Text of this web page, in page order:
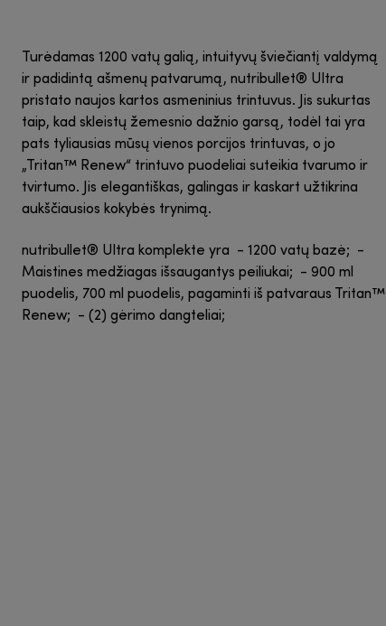
Turėdamas 1200 vatų galią, intuityvų šviečiantį valdymą
ir padidintą ašmenų patvarumą, nutribullet® Ultra
pristato naujos kartos asmeninius trintuvus. Jis sukurtas
taip, kad skleistų žemesnio dažnio garsą, todėl tai yra
pats tyliausias mūsų vienos porcijos trintuvas, o jo
„Tritan™ Renew“ trintuvo puodeliai suteikia tvarumo ir
tvirtumo. Jis elegantiškas, galingas ir kaskart užtikrina
aukščiausios kokybės trynimą.
nutribullet® Ultra komplekte yra - 1200 vatų bazė; -
Maistines medžiagas išsaugantys peiliukai; - 900 ml
puodelis, 700 ml puodelis, pagaminti iš patvaraus Tritan™
Renew; - (2) gėrimo dangteliai;